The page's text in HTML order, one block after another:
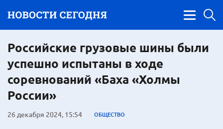
Российские грузовые шины были
успешно испытаны в ходе
соревнований «Баха «Холмы
России»
26 декабря 2024, 15:54 ОБЩЕСТВО